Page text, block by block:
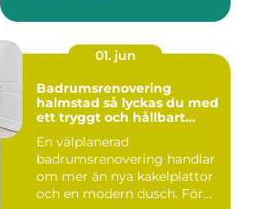
01. jun
Badrumsrenovering
halmstad så lyckas du med
ett tryggt och hållbart
En välplanerad
badrumsrenovering handlar
om mer än nya kakelplattor
och en modern dusch. För